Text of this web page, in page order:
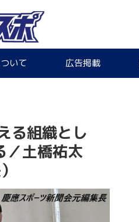
いて 広告掲載
る組織とし
／土橋祐太